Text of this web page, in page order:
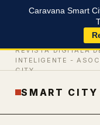
Caravana Smart
REVISTĂ DIGITALĂ
INTELIGENTE -
CITY
SMART CITY